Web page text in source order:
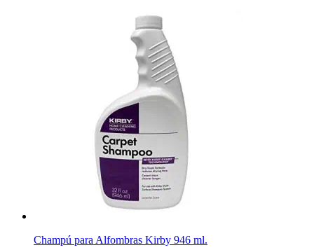
Champú para Alfombras Kirby 946 ml.